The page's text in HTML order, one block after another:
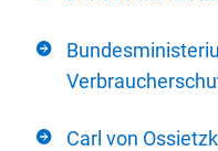
Carl von